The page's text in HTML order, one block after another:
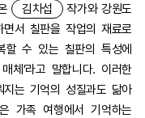
김차섭
작가와 강원도
서 칠판을 작업의 재료로
할 수 있는 칠판의 특성에
체’라고 말합니다. 이러한
는 기억의 성질과도 닮아
가족 여행에서 기억하는